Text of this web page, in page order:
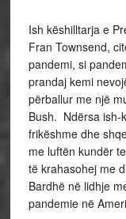
Ish këshilltarja e
Fran Townsend,
pandemi, si
prandaj kemi
përballur me një
Bush. Ndërsa ish-
frikëshme dhe
me luftën kundër
të krahasohej me
Bardhë në lidhje
pandemie në